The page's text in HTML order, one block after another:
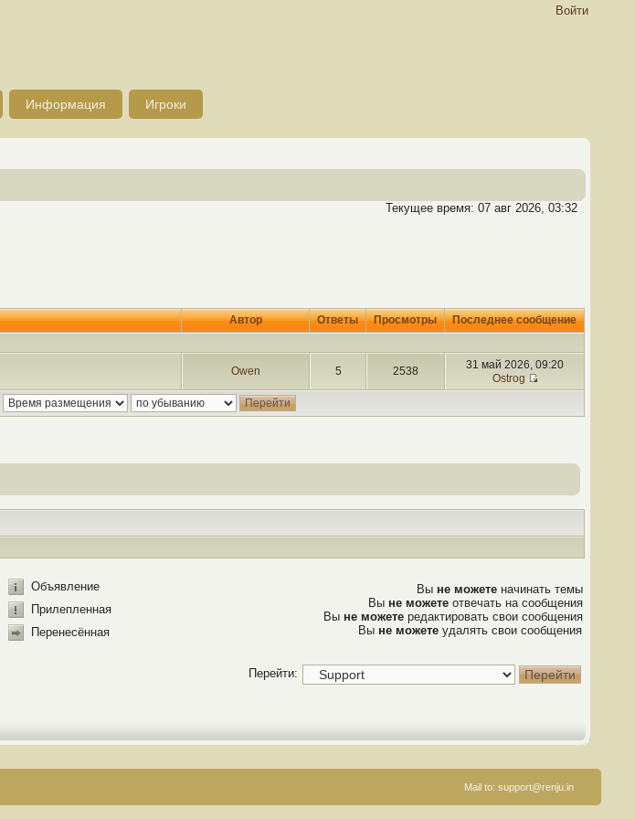
Войти
Информация Игроки
Текущее время: 07 авг 2026, 03:32
Автор Ответы Просмотры Последнее сообщение
Owen 5 2538
31 май 2026, 09:20
Ostrog
Объявление
Прилепленная
Перенесённая
Вы не можете начинать темы
Вы не можете отвечать на сообщения
Вы не можете редактировать свои сообщения
Вы не можете удалять свои сообщения
Перейти:
Mail to: support@renju.in